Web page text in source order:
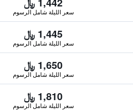
سعر الليلة شامل الرسوم
1,445 ﷼
سعر الليلة شامل الرسوم
1,650 ﷼
سعر الليلة شامل الرسوم
1,810 ﷼
سعر الليلة شامل الرسوم